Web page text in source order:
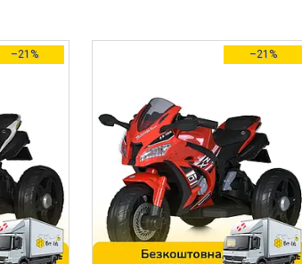
–21% –21%